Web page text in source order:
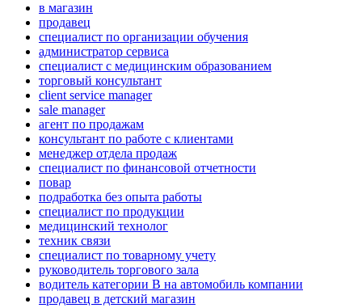
в магазин
продавец
специалист по организации обучения
администратор сервиса
специалист с медицинским образованием
торговый консультант
client service manager
sale manager
агент по продажам
консультант по работе с клиентами
менеджер отдела продаж
специалист по финансовой отчетности
повар
подработка без опыта работы
специалист по продукции
медицинский технолог
техник связи
специалист по товарному учету
руководитель торгового зала
водитель категории B на автомобиль компании
продавец в детский магазин